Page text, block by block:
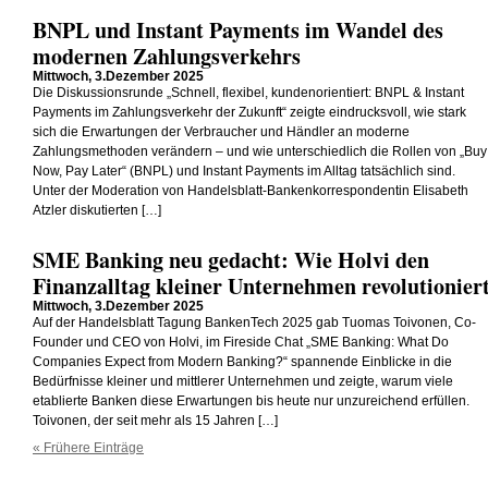
BNPL und Instant Payments im Wandel des
modernen Zahlungsverkehrs
Mittwoch, 3.Dezember 2025
Die Diskussionsrunde „Schnell, flexibel, kundenorientiert: BNPL & Instant
Payments im Zahlungsverkehr der Zukunft“ zeigte eindrucksvoll, wie stark
sich die Erwartungen der Verbraucher und Händler an moderne
Zahlungsmethoden verändern – und wie unterschiedlich die Rollen von „Buy
Now, Pay Later“ (BNPL) und Instant Payments im Alltag tatsächlich sind.
Unter der Moderation von Handelsblatt-Bankenkorrespondentin Elisabeth
Atzler diskutierten […]
SME Banking neu gedacht: Wie Holvi den
Finanzalltag kleiner Unternehmen
Mittwoch, 3.Dezember 2025
Auf der Handelsblatt Tagung BankenTech 2025 gab Tuomas Toivonen, Co-
Founder und CEO von Holvi, im Fireside Chat „SME Banking: What Do
Companies Expect from Modern Banking?“ spannende Einblicke in die
Bedürfnisse kleiner und mittlerer Unternehmen und zeigte, warum viele
etablierte Banken diese Erwartungen bis heute nur unzureichend erfüllen.
Toivonen, der seit mehr als 15 Jahren […]
« Frühere Einträge